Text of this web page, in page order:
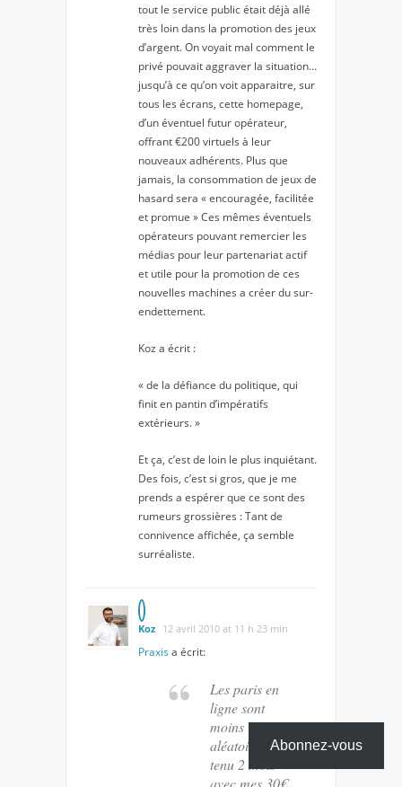
tout le service public était déjà allé
très loin dans la promotion des jeux
d’argent. On voyait mal comment le
privé pouvait aggraver la situation…
jusqu’à ce qu’on voit apparaitre, sur
tous les écrans, cette homepage,
d’un éventuel futur opérateur,
offrant €200 virtuels à leur
nouveaux adhérents. Plus que
jamais, la consommation de jeux de
hasard sera « encouragée, facilitée
et promue » Ces mêmes éventuels
opérateurs pouvant remercier les
médias pour leur partenariat actif
et utile pour la promotion de ces
nouvelles machines a créer du sur-
endettement.
Koz a écrit :
« de la défiance du politique, qui
finit en pantin d’impératifs
extérieurs. »
Et ça, c’est de loin le plus inquiétant.
Des fois, c’est si gros, que je me
prends a espérer que ce sont des
rumeurs grossières : Tant de
connivence affichée, ça semble
surréaliste.
Koz 12 avril 2010 at 11 h 23 min
Praxis a écrit:
Les paris en
ligne sont
moins
aléatoires, j’ai
tenu 2 mois
Abonnez-vous